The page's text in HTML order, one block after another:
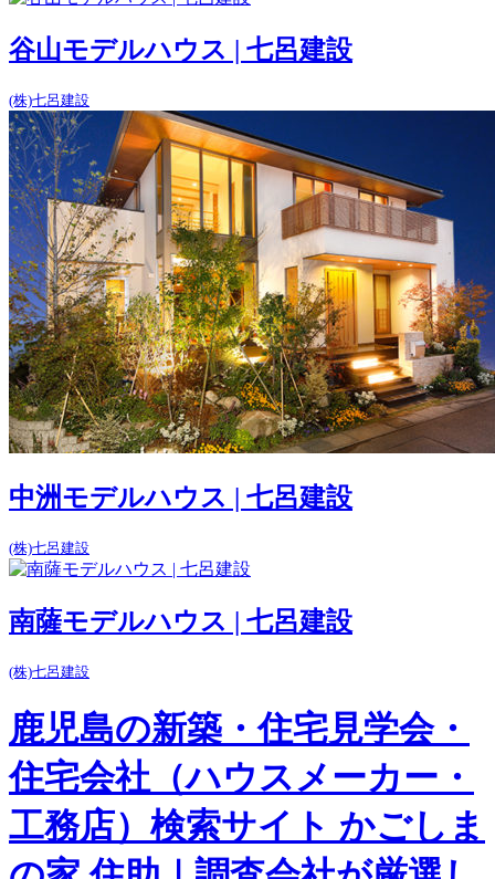
谷山モデルハウス | 七呂建設
(株)七呂建設
中洲モデルハウス | 七呂建設
(株)七呂建設
南薩モデルハウス | 七呂建設
(株)七呂建設
鹿児島の新築・住宅見学会・
住宅会社（ハウスメーカー・
工務店）検索サイト かごしま